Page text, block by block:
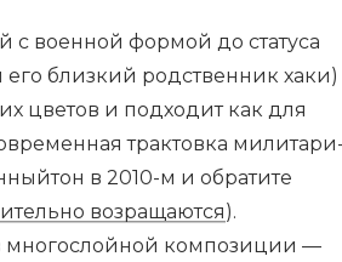
с военной формой до статуса
близкий родственник хаки)
цветов и подходит как для
трактовка милитари-
в 2010-м и обратите
возращаются).
многослойной композиции —